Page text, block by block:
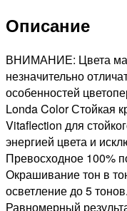
КРЕМ-
ДЛЯ
ВОЛОС
БЛОНД
ИНТЕНСИВНЫЙ
КОРИЧНЕВЫЙ,
60мл
Описание
ВНИМАНИЕ: Цвета
незначительно
особенностей
Londa Color Стойкая
Vitaflection для
энергией цвета и
Превосходное 100%
Окрашивание тон в
осветление до 5 тонов.
Равномерный